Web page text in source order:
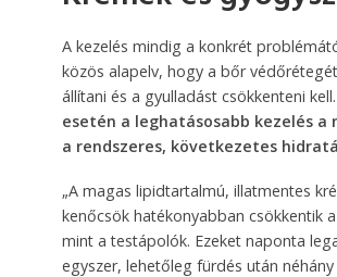
A kezelés mindig a konkrét
közös alapelv, hogy a bőr
állítani és a gyulladást csökkenteni kell.
esetén a leghatásosabb kezelés a
a rendszeres, következetes
„A magas lipidtartalmú, illatmentes
kenőcsök hatékonyabban csökkentik
mint a testápolók. Ezeket naponta
egyszer, lehetőleg fürdés után